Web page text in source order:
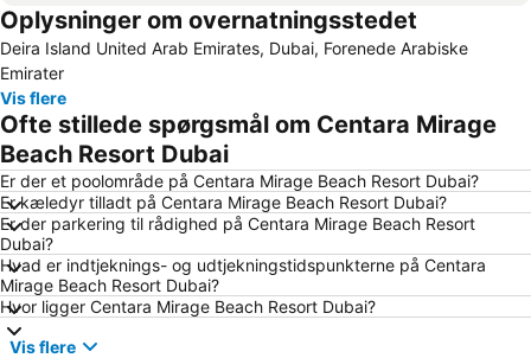
Jumeirah
Bur Dubai
Dubai indkøbscenter
Deira centrum
Al Maktoum International Airport
Guldmarknaden
Jumeirah Emirates Towers
Airport Terminal 1 Metro Station
Jumeirah strand & park
Dubai World Trade Centre
Sheikh Zayed vejen
Airport Terminal 3 Metro Station
Aquaventure Waterpark
Dubai Media City
Garhoud
Burj KhalifaDubai Mall Metro Station
Souk Madinat Jumeirah
Oplysninger om overnatningsstedet
Deira Island United Arab Emirates, Dubai, Forenede Arabiske
Emirater
Vis flere
Ofte stillede spørgsmål om Centara Mirage
Beach Resort Dubai
Er der et poolområde på Centara Mirage Beach Resort Dubai?
Er kæledyr tilladt på Centara Mirage Beach Resort Dubai?
Er der parkering til rådighed på Centara Mirage Beach Resort
Dubai?
Hvad er indtjeknings- og udtjekningstidspunkterne på Centara
Mirage Beach Resort Dubai?
Hvor ligger Centara Mirage Beach Resort Dubai?
Vis flere